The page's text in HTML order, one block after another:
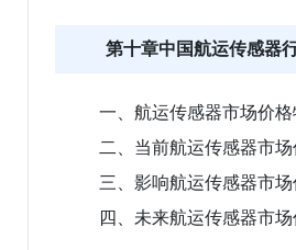
第十章中国航运传感器
一、航运传感器市场价格
二、当前航运传感器市
三、影响航运传感器市
四、未来航运传感器市